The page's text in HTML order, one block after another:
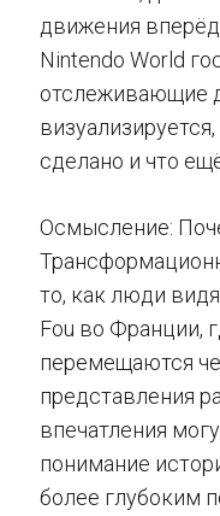
движения
Nintendo World
отслеживающие
сделано и что
Осмысление:
то, как люди
Fou во Франции,
перемещаются
представления
впечатления
понимание
более глубоким